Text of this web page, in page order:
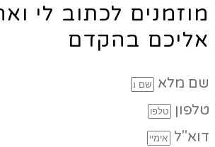
מוזמנים לכתוב לי
אליכם בהקדם
שם מלא
טלפון
דוא"ל